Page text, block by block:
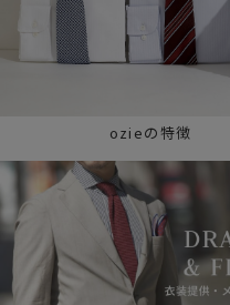
ozieの特徴